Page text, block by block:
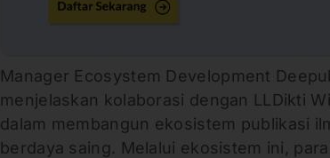
Manager Ecosystem Development
menjelaskan kolaborasi dengan LLDikti
dalam membangun ekosistem publikasi
berdaya saing. Melalui ekosistem ini,